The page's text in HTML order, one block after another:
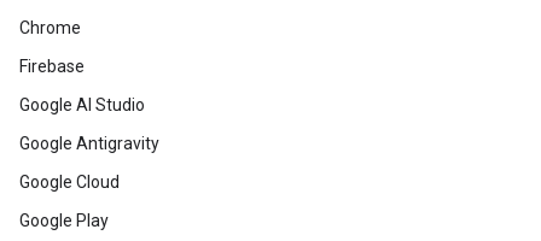
Chrome
Firebase
Google AI Studio
Google Antigravity
Google Cloud
Google Play